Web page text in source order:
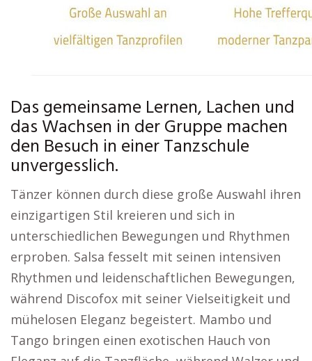
Das gemeinsame Lernen, Lachen und
das Wachsen in der Gruppe machen
den Besuch in einer Tanzschule
unvergesslich.
Tänzer können durch diese große Auswahl ihren
einzigartigen Stil kreieren und sich in
unterschiedlichen Bewegungen und Rhythmen
erproben. Salsa fesselt mit seinen intensiven
Rhythmen und leidenschaftlichen Bewegungen,
während Discofox mit seiner Vielseitigkeit und
mühelosen Eleganz begeistert. Mambo und
Tango bringen einen exotischen Hauch von